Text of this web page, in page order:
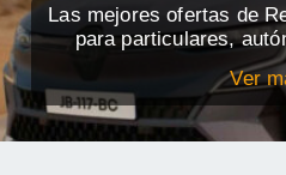
Las mejores ofertas de
para particulares,
Ver